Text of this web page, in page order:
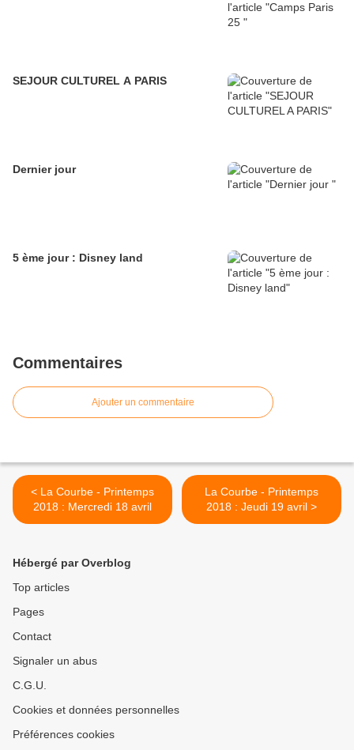
SEJOUR CULTUREL A PARIS
Dernier jour
5 ème jour : Disney land
Commentaires
Ajouter un commentaire
< La Courbe - Printemps
2018 : Mercredi 18 avril
La Courbe - Printemps
2018 : Jeudi 19 avril >
Hébergé par Overblog
Top articles
Pages
Contact
Signaler un abus
C.G.U.
Cookies et données personnelles
Préférences cookies